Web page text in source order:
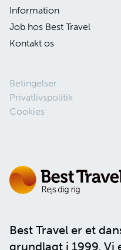
Best Travel er et
grundlagt i 1999. Vi
Information
Job hos Best Travel
Kontakt os
Betingelser
Privatlivspolitik
Cookies